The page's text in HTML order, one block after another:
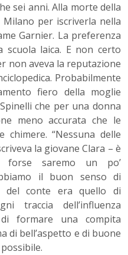
sei anni. Alla morte della
per iscriverla nella
Garnier. La preferenza
laica. E non certo
non aveva la reputazione
Probabilmente
fiero della moglie
che per una donna
meno accurata che le
chimere. “Nessuna delle
la giovane Clara – è
forse saremo un po’
il buon senso di
del conte era quello di
traccia dell’influenza
formare una compita
di bell’aspetto e di buone